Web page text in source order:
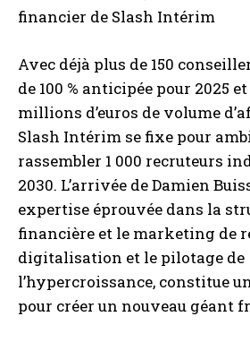
financier de Slash Intérim
Avec déjà plus de 150
de 100 % anticipée pour 2025
millions d’euros de volume
Slash Intérim se fixe pour
rassembler 1 000 recruteurs
2030. L’arrivée de Damien
expertise éprouvée dans la
financière et le marketing de
digitalisation et le pilotage de
l’hypercroissance, constitue
pour créer un nouveau géant